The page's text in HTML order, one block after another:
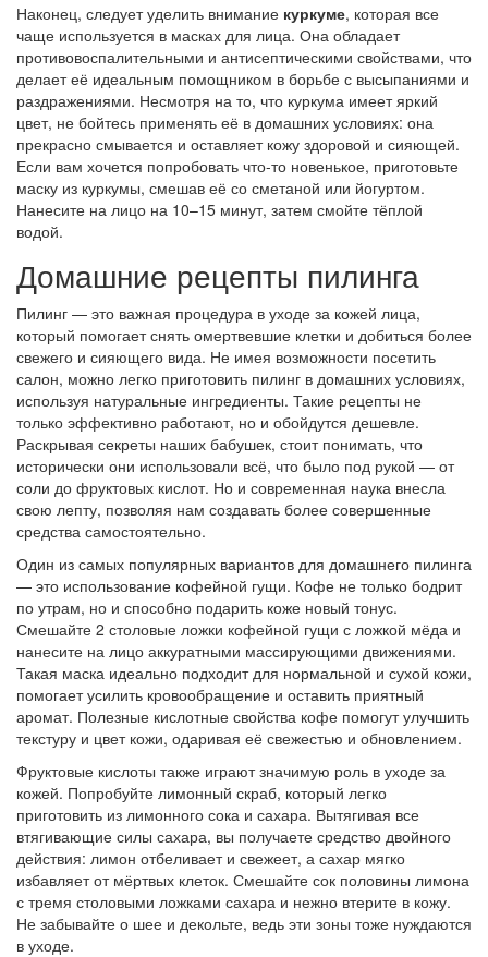
Наконец, следует уделить внимание куркуме, которая все
чаще используется в масках для лица. Она обладает
противовоспалительными и антисептическими свойствами, что
делает её идеальным помощником в борьбе с высыпаниями и
раздражениями. Несмотря на то, что куркума имеет яркий
цвет, не бойтесь применять её в домашних условиях: она
прекрасно смывается и оставляет кожу здоровой и сияющей.
Если вам хочется попробовать что-то новенькое, приготовьте
маску из куркумы, смешав её со сметаной или йогуртом.
Нанесите на лицо на 10–15 минут, затем смойте тёплой
водой.
Домашние рецепты пилинга
Пилинг — это важная процедура в уходе за кожей лица,
который помогает снять омертвевшие клетки и добиться более
свежего и сияющего вида. Не имея возможности посетить
салон, можно легко приготовить пилинг в домашних условиях,
используя натуральные ингредиенты. Такие рецепты не
только эффективно работают, но и обойдутся дешевле.
Раскрывая секреты наших бабушек, стоит понимать, что
исторически они использовали всё, что было под рукой — от
соли до фруктовых кислот. Но и современная наука внесла
свою лепту, позволяя нам создавать более совершенные
средства самостоятельно.
Один из самых популярных вариантов для домашнего пилинга
— это использование кофейной гущи. Кофе не только бодрит
по утрам, но и способно подарить коже новый тонус.
Смешайте 2 столовые ложки кофейной гущи с ложкой мёда и
нанесите на лицо аккуратными массирующими движениями.
Такая маска идеально подходит для нормальной и сухой кожи,
помогает усилить кровообращение и оставить приятный
аромат. Полезные кислотные свойства кофе помогут улучшить
текстуру и цвет кожи, одаривая её свежестью и обновлением.
Фруктовые кислоты также играют значимую роль в уходе за
кожей. Попробуйте лимонный скраб, который легко
приготовить из лимонного сока и сахара. Вытягивая все
втягивающие силы сахара, вы получаете средство двойного
действия: лимон отбеливает и свежеет, а сахар мягко
избавляет от мёртвых клеток. Смешайте сок половины лимона
с тремя столовыми ложками сахара и нежно втерите в кожу.
Не забывайте о шее и декольте, ведь эти зоны тоже нуждаются
в уходе.